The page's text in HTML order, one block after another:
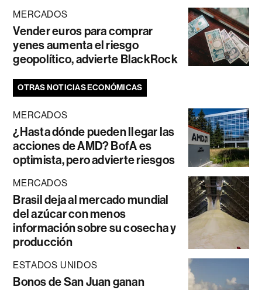
MERCADOS
Vender euros para comprar
yenes aumenta el riesgo
geopolítico, advierte BlackRock
OTRAS NOTICIAS ECONÓMICAS
MERCADOS
¿Hasta dónde pueden llegar las
acciones de AMD? BofA es
optimista, pero advierte riesgos
MERCADOS
Brasil deja al mercado mundial
del azúcar con menos
información sobre su cosecha y
producción
ESTADOS UNIDOS
Bonos de San Juan ganan